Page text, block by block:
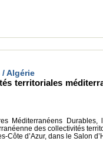
Algérie
territoriales
Méditerranéens
des collectivités
Côte d’Azur, dans le Salon